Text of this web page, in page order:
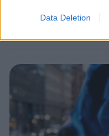
Data Deletion
paikalta